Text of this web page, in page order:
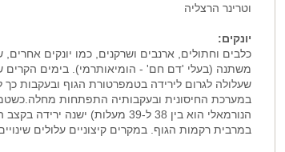
וטרינר הרצליה
יונקים:
כלבים וחתולים, ארנבים ושרקנים, כמו יונקים
משתנה (בעלי 'דם חם' - הומיאותרמי). בימים הקרים
שעלולה לגרום לירידה בטמפרטורת הגוף ובעקבות
הנורמאלי הוא בין 38 ל-39 מעלות)
במרבית רקמות הגוף. במקרים קיצוניים עלולים